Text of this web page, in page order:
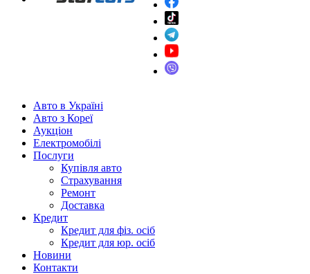
Авто в Україні
Авто з Кореї
Аукціон
Електромобілі
Послуги
Купівля авто
Страхування
Ремонт
Доставка
Кредит
Кредит для фіз. осіб
Кредит для юр. осіб
Новини
Контакти